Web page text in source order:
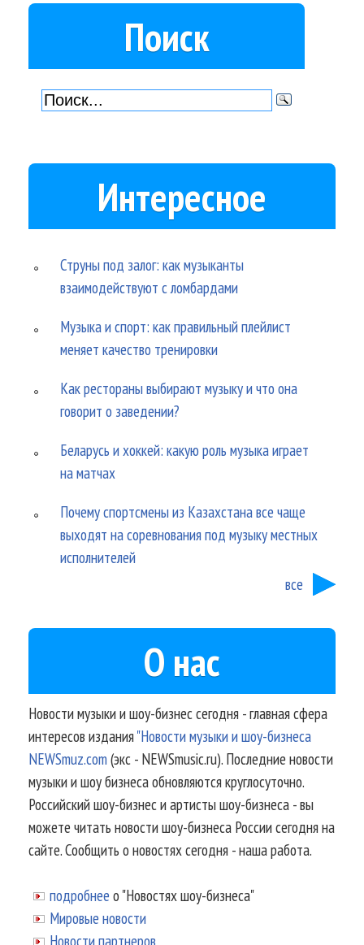
Поиск
Интересное
Струны под залог: как музыканты
взаимодействуют с ломбардами
Музыка и спорт: как правильный плейлист
меняет качество тренировки
Как рестораны выбирают музыку и что она
говорит о заведении?
Беларусь и хоккей: какую роль музыка играет
на матчах
Почему спортсмены из Казахстана все чаще
выходят на соревнования под музыку местных
исполнителей
все
О нас
Новости музыки и шоу-бизнес сегодня - главная сфера
интересов издания"Новости музыки и шоу-бизнеса
NEWSmuz.com(экс - NEWSmusic.ru). Последние новости
музыки и шоу бизнеса обновляются круглосуточно.
Российский шоу-бизнес и артисты шоу-бизнеса - вы
можете читать новости шоу-бизнеса России сегодня на
сайте. Сообщить о новостях сегодня - наша работа.
подробнее о "Новостях шоу-бизнеса"
Мировые новости
Новости партнеров